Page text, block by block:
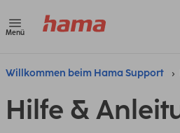
Menü
Willkommen beim Hama Support
Hilfe &